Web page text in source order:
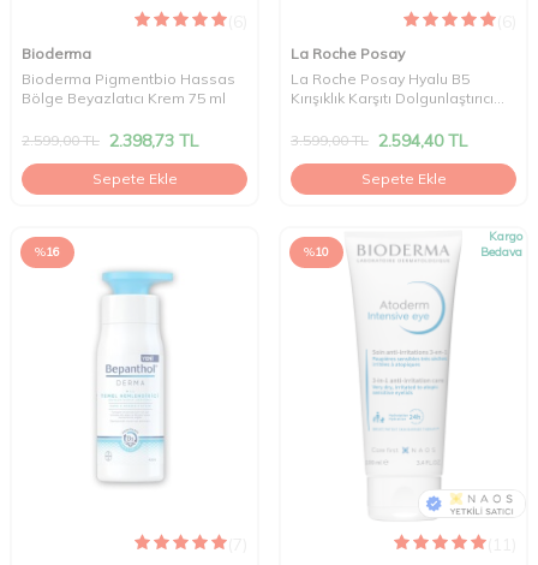
Bioderma
Bioderma Pigmentbio Hassas
Bölge Beyazlatıcı Krem 75 ml
2.599,00TL 2.398,73 TL
Sepete Ekle
La Roche Posay
La Roche Posay Hyalu B5
Kırışıklık Karşıtı Dolgunlaştırıcı
3.599,00TL 2.594,40TL
Sepete Ekle
%16 %10
Kargo
Bedava